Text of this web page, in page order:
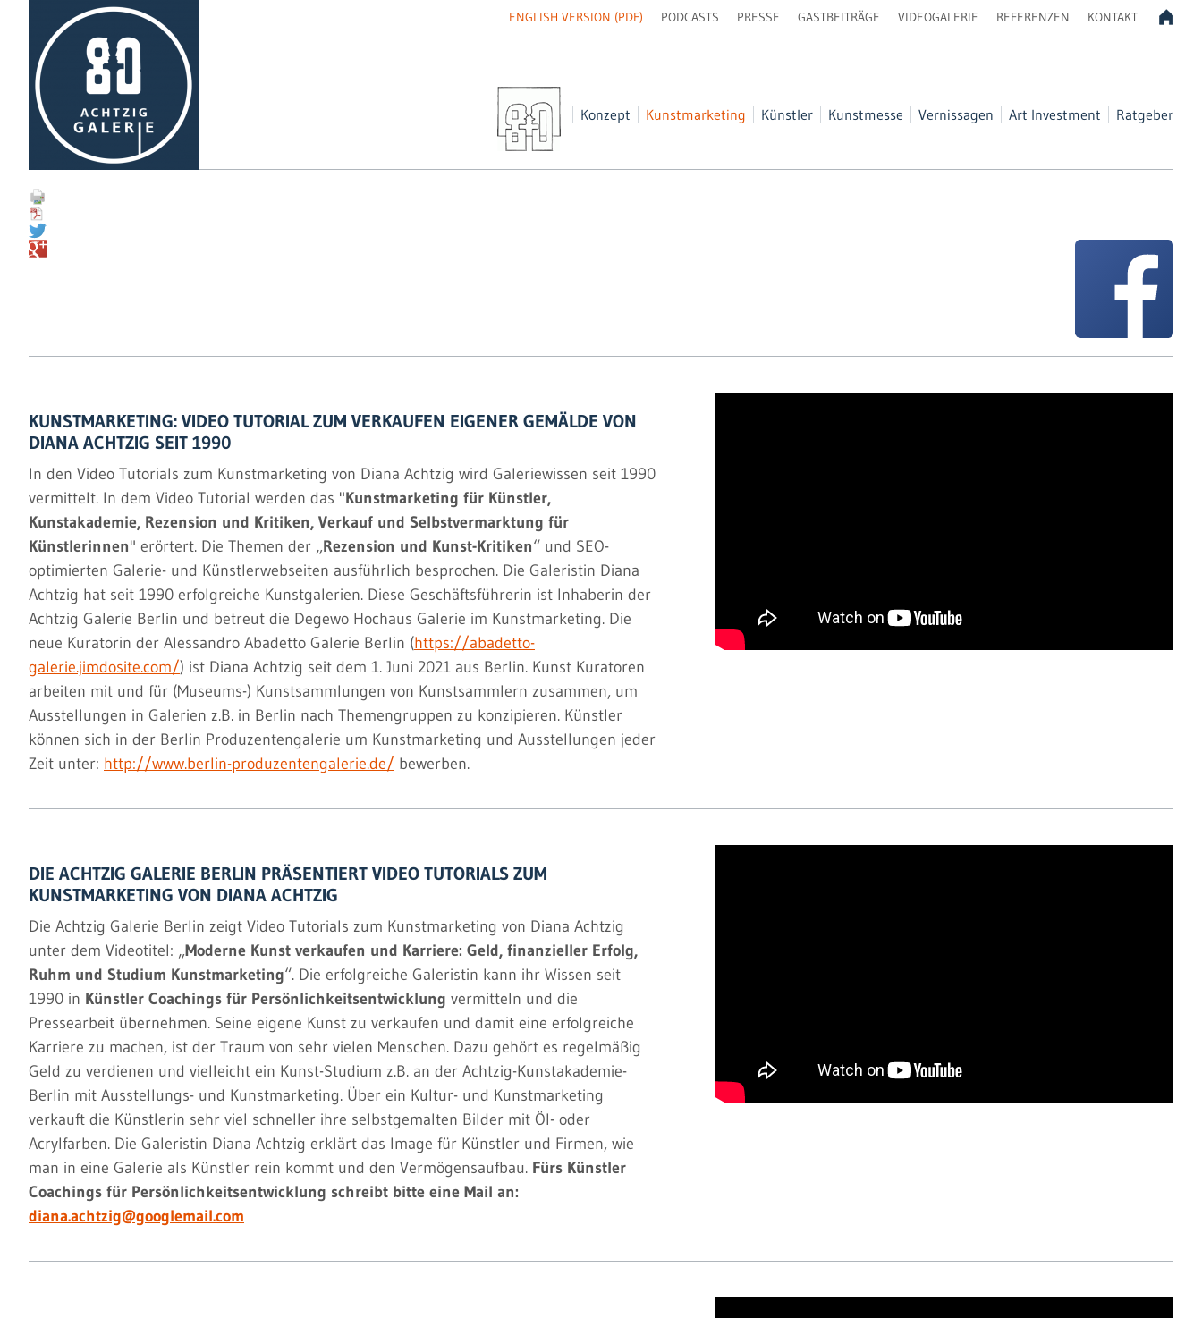
Navigation
überspringen
Konzept Kunstmarketing Künstler Kunstmesse Vernissagen Art Investment Ratgeber
NAVIGATION
ENGLISH VERSION (PDF) PODCASTS PRESSE GASTBEITRÄGE VIDEOGALERIE REFERENZEN KONTAKT
KUNSTMARKETING: VIDEO TUTORIAL ZUM VERKAUFEN EIGENER GEMÄLDE VON
DIANA ACHTZIG SEIT 1990
In den Video Tutorials zum Kunstmarketing von Diana Achtzig wird Galeriewissen seit 1990
vermittelt. In dem Video Tutorial werden das "Kunstmarketing für Künstler,
Kunstakademie, Rezension und Kritiken, Verkauf und Selbstvermarktung für
Künstlerinnen" erörtert. Die Themen der „Rezension und Kunst-Kritiken“ und SEO-
optimierten Galerie- und Künstlerwebseiten ausführlich besprochen. Die Galeristin Diana
Achtzig hat seit 1990 erfolgreiche Kunstgalerien. Diese Geschäftsführerin ist Inhaberin der
Achtzig Galerie Berlin und betreut die Degewo Hochaus Galerie im Kunstmarketing. Die
neue Kuratorin der Alessandro Abadetto Galerie Berlin (https://abadetto-
galerie.jimdosite.com/) ist Diana Achtzig seit dem 1. Juni 2021 aus Berlin. Kunst Kuratoren
arbeiten mit und für (Museums-) Kunstsammlungen von Kunstsammlern zusammen, um
Ausstellungen in Galerien z.B. in Berlin nach Themengruppen zu konzipieren. Künstler
können sich in der Berlin Produzentengalerie um Kunstmarketing und Ausstellungen jeder
Zeit unter: http://www.berlin-produzentengalerie.de/ bewerben.
DIE ACHTZIG GALERIE BERLIN PRÄSENTIERT VIDEO TUTORIALS ZUM
KUNSTMARKETING VON DIANA ACHTZIG
Die Achtzig Galerie Berlin zeigt Video Tutorials zum Kunstmarketing von Diana Achtzig
unter dem Videotitel: „Moderne Kunst verkaufen und Karriere: Geld, finanzieller Erfolg,
Ruhm und Studium Kunstmarketing“. Die erfolgreiche Galeristin kann ihr Wissen seit
1990 in Künstler Coachings für Persönlichkeitsentwicklung vermitteln und die
Pressearbeit übernehmen. Seine eigene Kunst zu verkaufen und damit eine erfolgreiche
Karriere zu machen, ist der Traum von sehr vielen Menschen. Dazu gehört es regelmäßig
Geld zu verdienen und vielleicht ein Kunst-Studium z.B. an der Achtzig-Kunstakademie-
Berlin mit Ausstellungs- und Kunstmarketing. Über ein Kultur- und Kunstmarketing
verkauft die Künstlerin sehr viel schneller ihre selbstgemalten Bilder mit Öl- oder
Acrylfarben. Die Galeristin Diana Achtzig erklärt das Image für Künstler und Firmen, wie
man in eine Galerie als Künstler rein kommt und den Vermögensaufbau. Fürs Künstler
Coachings für Persönlichkeitsentwicklung schreibt bitte eine Mail an:
diana.achtzig@googlemail.com